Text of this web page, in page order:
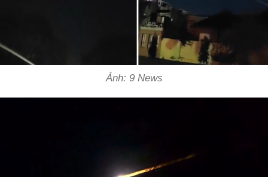
Ảnh: 9 News